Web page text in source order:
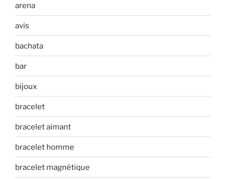
arena
avis
bachata
bar
bijoux
bracelet
bracelet aimant
bracelet homme
bracelet magnétique